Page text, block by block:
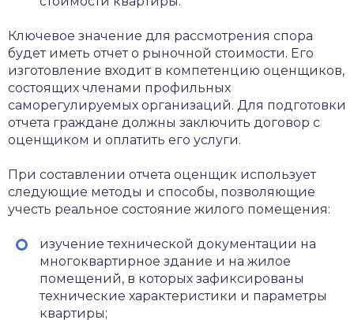
Ключевое значение для рассмотрения спора
будет иметь отчет о рыночной стоимости. Его
изготовление входит в компетенцию оценщиков,
состоящих членами профильных
саморегулируемых организаций. Для подготовки
отчета граждане должны заключить договор с
оценщиком и оплатить его услуги.
При составлении отчета оценщик использует
следующие методы и способы, позволяющие
учесть реальное состояние жилого помещения:
изучение технической документации на
многоквартирное здание и на жилое
помещений, в которых зафиксированы
технические характеристики и параметры
квартиры;